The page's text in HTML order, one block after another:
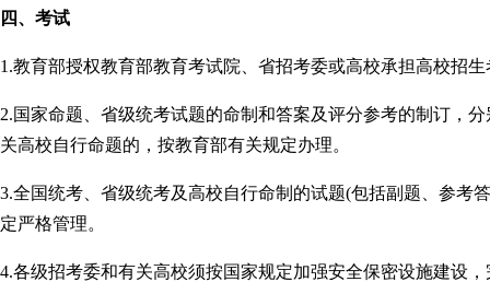
四、考试
1.教育部授权教育部教育考试院、省招考委或高校承担高校招
2.国家命题、省级统考试题的命制和答案及评分参考的制订，
关高校自行命题的，按教育部有关规定办理。
3.全国统考、省级统考及高校自行命制的试题(包括副题、参考
定严格管理。
4.各级招考委和有关高校须按国家规定加强安全保密设施建设